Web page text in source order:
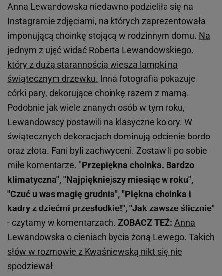
Anna Lewandowska niedawno podzieliła się na
Instagramie zdjęciami, na których zaprezentowała
imponującą choinkę stojącą w rodzinnym domu. Na
jednym z ujęć widać Roberta Lewandowskiego,
który z dużą starannością wiesza lampki na
świątecznym drzewku. Inna fotografia pokazuje
córki pary, dekorujące choinkę razem z mamą.
Podobnie jak wiele znanych osób w tym roku,
Lewandowscy postawili na klasyczne kolory. W
świątecznych dekoracjach dominują odcienie bordo
oraz złota. Fani byli zachwyceni. Zostawili po sobie
miłe komentarze. "Przepiękna choinka. Bardzo
klimatyczna", "Najpiękniejszy miesiąc w roku",
"Czuć u was magię grudnia", "Piękna choinka i
kadry z dziećmi przesłodkie!", "Jak zawsze ślicznie"
- czytamy w komentarzach. ZOBACZ TEŻ: Anna
Lewandowska o cieniach bycia żoną Lewego. Takich
słów w rozmowie z Kwaśniewską nikt się nie
spodziewał